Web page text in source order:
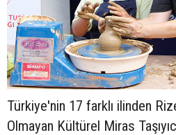
Türkiye'nin 17 farklı ilinden
Olmayan Kültürel Miras